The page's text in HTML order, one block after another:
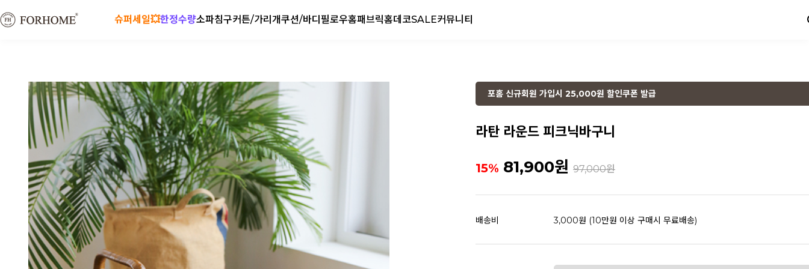
슈퍼세일💥한정수량소파침구커튼/가리개쿠션/바디필로우홈패브릭홈데코SALE커뮤니티
포홈 신규회원 가입시 25,000원 할인쿠폰 발급
라탄 라운드 피크닉바구니
15% 81,900원 97,000원
배송비 3,000원 (10만원 이상 구매시 무료배송)